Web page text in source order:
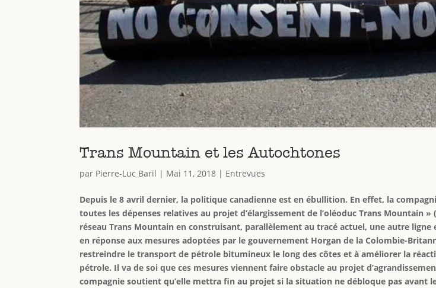
Trans Mountain et les Autochtones
par Pierre-Luc Baril | Mai 11, 2018 | Entrevues
Depuis le 8 avril dernier, la politique canadienne est en ébullition. En effet, la
toutes les dépenses relatives au projet d’élargissement de l’oléoduc Trans Mountain
réseau Trans Mountain en construisant, parallèlement au tracé actuel, une autre
en réponse aux mesures adoptées par le gouvernement Horgan de la Colombie-
restreindre le transport de pétrole bitumineux le long des côtes et à améliorer la
pétrole. Il va de soi que ces mesures viennent faire obstacle au projet
compagnie soutient qu’elle mettra fin au projet si la situation ne débloque pas avant